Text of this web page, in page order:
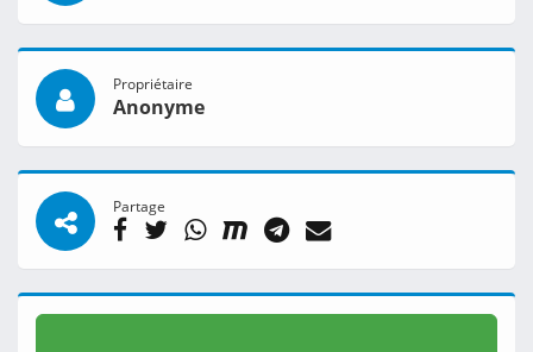
Propriétaire
Anonyme
Partage